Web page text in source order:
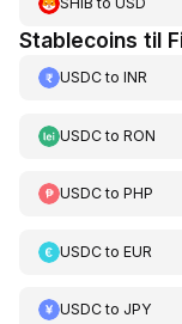
Stablecoins til
USDCto INR
USDCto RON
USDCto PHP
USDCto EUR
USDCto JPY